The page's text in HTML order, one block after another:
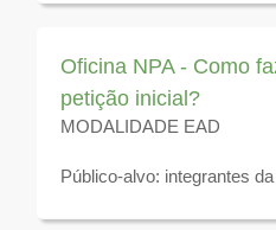
Disponível para
Oficina NPA - Como
petição inicial?
MODALIDADE EAD
Público-alvo: integrantes